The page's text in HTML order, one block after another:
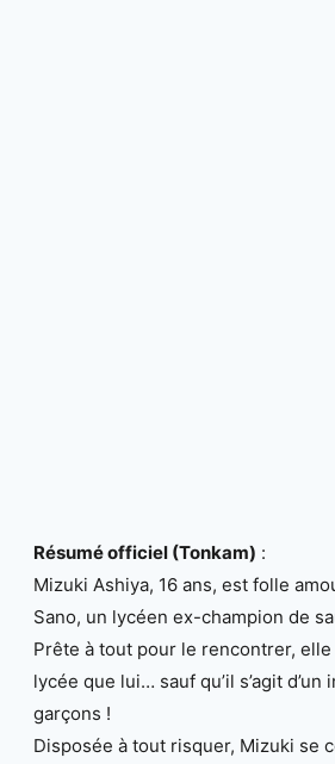
Résumé officiel (Tonkam) :
Mizuki Ashiya, 16 ans, est folle
Sano, un lycéen ex-champion de
Prête à tout pour le rencontrer,
lycée que lui… sauf qu’il s’agit d’un
garçons !
Disposée à tout risquer, Mizuki se